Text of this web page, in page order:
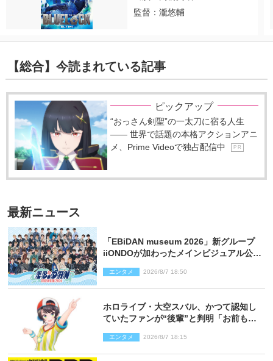
監督：瀧悠輔
【総合】今読まれている記事
ピックアップ
“おっさん剣聖”の一太刀に宿る人生
―― 世界で話題の本格アクションアニ
メ、Prime Videoで独占配信中
P R
最新ニュース
「EBiDAN museum 2026」新グループ
iiONDOが加わったメインビジュアル公
エンタメ 2026/8/7 18:50
ホロライブ・大空スバル、かつて認知し
ていたファンが“後輩”と判明「お前もし
エンタメ 2026/8/7 18:15